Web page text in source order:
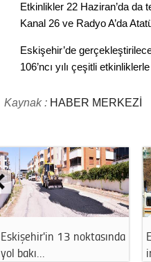
Etkinlikler 22 Haziran’da da
Kanal 26 ve Radyo A’da
Eskişehir’de
106’ncı yılı çeşitli
Kaynak : HABER MERKEZİ
Eskişehir'in 13 noktasında
yol bakı…